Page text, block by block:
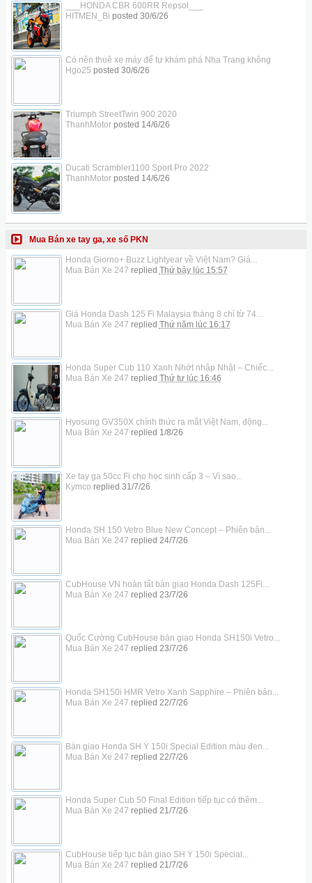
___HONDA CBR 600RR Repsol___
HITMEN_Bi posted 30/6/26
Có nên thuê xe máy để tự khám phá Nha Trang không
Hgo25 posted 30/6/26
Triumph StreetTwin 900 2020
ThanhMotorposted 14/6/26
Ducati Scrambler1100 Sport Pro 2022
ThanhMotorposted 14/6/26
Mua Bán xe tay ga, xe số PKN
Honda Giorno+ Buzz Lightyear về Việt Nam? Giá...
Mua Bán Xe 247 replied Thứ bảy lúc 15:57
Giá Honda Dash 125 Fi Malaysia tháng 8 chỉ từ 74...
Mua Bán Xe 247 replied Thứ năm lúc 16:17
Honda Super Cub 110 Xanh Nhớt nhập Nhật – Chiếc...
Mua Bán Xe 247 replied Thứ tư lúc 16:46
Hyosung GV350X chính thức ra mắt Việt Nam, động...
Mua Bán Xe 247 replied 1/8/26
Xe tay ga 50cc Fi cho học sinh cấp 3 – Vì sao...
Kymco replied 31/7/26
Honda SH 150 Vetro Blue New Concept – Phiên bản...
Mua Bán Xe 247 replied 24/7/26
CubHouse VN hoàn tất bàn giao Honda Dash 125Fi...
Mua Bán Xe 247 replied 23/7/26
Quốc Cường CubHouse bàn giao Honda SH150i Vetro...
Mua Bán Xe 247 replied 23/7/26
Honda SH150i HMR Vetro Xanh Sapphire – Phiên bản...
Mua Bán Xe 247 replied 22/7/26
Bàn giao Honda SH Ý 150i Special Edition màu đen...
Mua Bán Xe 247 replied 22/7/26
Honda Super Cub 50 Final Edition tiếp tục có thêm...
Mua Bán Xe 247 replied 21/7/26
CubHouse tiếp tục bàn giao SH Ý 150i Special...
Mua Bán Xe 247 replied 21/7/26